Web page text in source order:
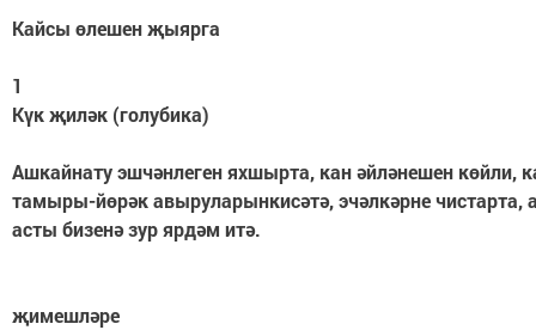
Кайсы өлешен җыярга
1
Күк җиләк (голубика)
Ашкайнату эшчәнлеген яхшырта, кан әйләнешен көйли,
тамыры-йөрәк авыруларынкисәтә, эчәлкәрне чистарта,
асты бизенә зур ярдәм итә.
җимешләре